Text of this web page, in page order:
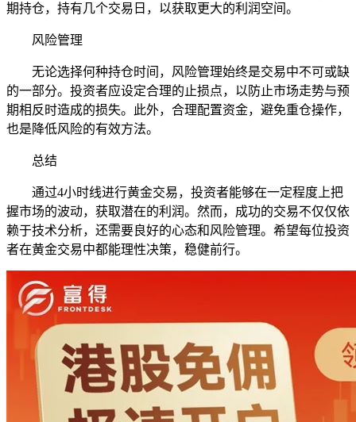
期持仓，持有几个交易日，以获取更大的利润空间。
风险管理
无论选择何种持仓时间，风险管理始终是交易中不可或缺
的一部分。投资者应设定合理的止损点，以防止市场走势与预
期相反时造成的损失。此外，合理配置资金，避免重仓操作，
也是降低风险的有效方法。
总结
通过4小时线进行黄金交易，投资者能够在一定程度上把
握市场的波动，获取潜在的利润。然而，成功的交易不仅仅依
赖于技术分析，还需要良好的心态和风险管理。希望每位投资
者在黄金交易中都能理性决策，稳健前行。